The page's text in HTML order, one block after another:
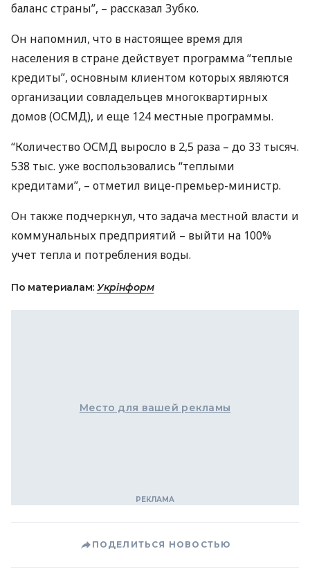
баланс страны”, – рассказал Зубко.
Он напомнил, что в настоящее время для
населения в стране действует программа “теплые
кредиты”, основным клиентом которых являются
организации совладельцев многоквартирных
домов (ОСМД), и еще 124 местные программы.
“КоличествоОСМД выросло в 2,5 раза – до 33 тысяч.
538 тыс. уже воспользовались “теплыми
кредитами”, – отметил вице-премьер-министр.
Он также подчеркнул, что задача местной власти и
коммунальных предприятий – выйти на 100%
учет тепла и потребления воды.
По материалам: Укрінформ
Место для вашей рекламы
ПОДЕЛИТЬСЯ НОВОСТЬЮ